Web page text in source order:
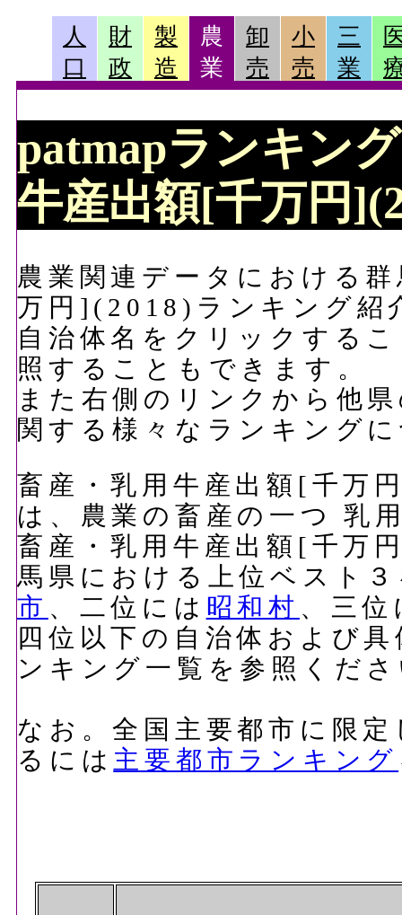
人
口
財
政
製
造
農
業
卸
売
小
売
三
業
patmapランキン
牛産出額[千万円
農業関連データにおける
万円](2018)ランキング紹
自治体名をクリックする
照することもできます。
また右側のリンクから他
関する様々なランキング
畜産・乳用牛産出額[千万
は、農業の畜産の一つ 乳
畜産・乳用牛産出額[千万
馬県における上位ベスト
市 、二位には 昭和村 、三位
四位以下の自治体および
ンキング一覧を参照くだ
なお。全国主要都市に限
るには 主要都市ランキング